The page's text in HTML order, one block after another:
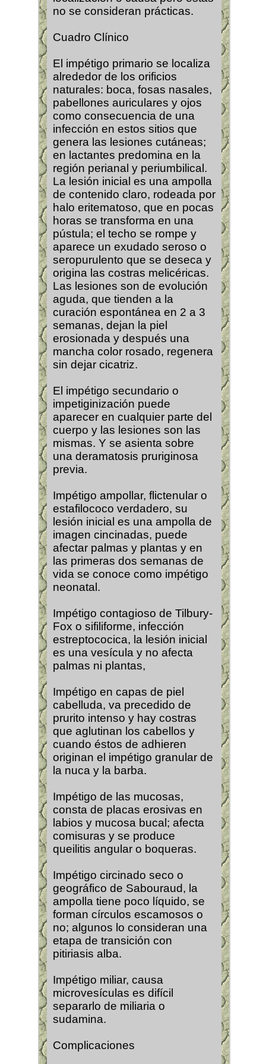
no se consideran prácticas.
Cuadro Clínico
El impétigo primario se localiza
alrededor de los orificios
naturales: boca, fosas nasales,
pabellones auriculares y ojos
como consecuencia de una
infección en estos sitios que
genera las lesiones cutáneas;
en lactantes predomina en la
región perianal y periumbilical.
La lesión inicial es una ampolla
de contenido claro, rodeada por
halo eritematoso, que en pocas
horas se transforma en una
pústula; el techo se rompe y
aparece un exudado seroso o
seropurulento que se deseca y
origina las costras melicéricas.
Las lesiones son de evolución
aguda, que tienden a la
curación espontánea en 2 a 3
semanas, dejan la piel
erosionada y después una
mancha color rosado, regenera
sin dejar cicatriz.
El impétigo secundario o
impetiginización puede
aparecer en cualquier parte del
cuerpo y las lesiones son las
mismas. Y se asienta sobre
una deramatosis pruriginosa
previa.
Impétigo ampollar, flictenular o
estafilococo verdadero, su
lesión inicial es una ampolla de
imagen cincinadas, puede
afectar palmas y plantas y en
las primeras dos semanas de
vida se conoce como impétigo
neonatal.
Impétigo contagioso de Tilbury-
Fox o sifiliforme, infección
estreptococica, la lesión inicial
es una vesícula y no afecta
palmas ni plantas,
Impétigo en capas de piel
cabelluda, va precedido de
prurito intenso y hay costras
que aglutinan los cabellos y
cuando éstos de adhieren
originan el impétigo granular de
la nuca y la barba.
Impétigo de las mucosas,
consta de placas erosivas en
labios y mucosa bucal; afecta
comisuras y se produce
queilitis angular o boqueras.
Impétigo circinado seco o
geográfico de Sabouraud, la
ampolla tiene poco líquido, se
forman círculos escamosos o
no; algunos lo consideran una
etapa de transición con
pitiriasis alba.
Impétigo miliar, causa
microvesículas es difícil
separarlo de miliaria o
sudamina.
Complicaciones